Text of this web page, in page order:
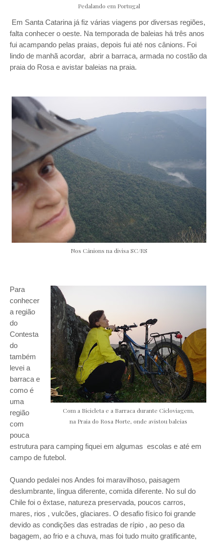
Pedalando em Portugal
Em Santa Catarina já fiz várias viagens por diversas regiões,
falta conhecer o oeste. Na temporada de baleias há três anos
fui acampando pelas praias, depois fui até nos cânions. Foi
lindo de manhã acordar, abrir a barraca, armada no costão da
praia do Rosa e avistar baleias na praia.
Nos Cânions na divisa SC/RS
Com a Bicicleta e a Barraca durante Cicloviagem,
na Praia do Rosa Norte, onde avistou baleias
Para
conhecer
a região
do
Contesta
do
também
levei a
barraca e
como é
uma
região
com
pouca
estrutura para camping fiquei em algumas escolas e até em
campo de futebol.
Quando pedalei nos Andes foi maravilhoso, paisagem
deslumbrante, língua diferente, comida diferente. No sul do
Chile foi o êxtase, natureza preservada, poucos carros,
mares, rios , vulcões, glaciares. O desafio físico foi grande
devido as condições das estradas de rípio , ao peso da
bagagem, ao frio e a chuva, mas foi tudo muito gratificante,